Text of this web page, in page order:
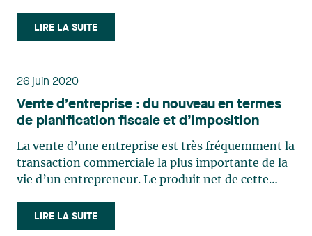
difficultés financières menacent leur existence
même devront se restructurer afin d’éviter la
LIRE LA SUITE
26 juin 2020
Vente d’entreprise : du nouveau en termes
de planification fiscale et d’imposition
La vente d’une entreprise est très fréquemment la
transaction commerciale la plus importante de la
vie d’un entrepreneur. Le produit net de cette
de l’entrepreneur. Il est donc important de
maximiser ce produit net en réduisant ou en
LIRE LA SUITE